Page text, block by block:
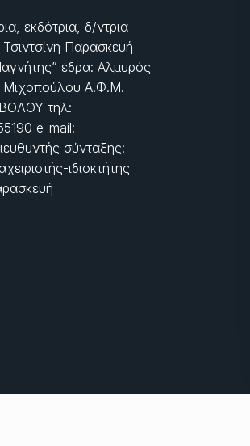
εκδότρια, δ/ντρια
Παρασκευή
έδρα: Αλμυρός
Μιχοπούλου Α.Φ.Μ.
τηλ:
e-mail:
σύνταξης:
ιδιοκτήτης